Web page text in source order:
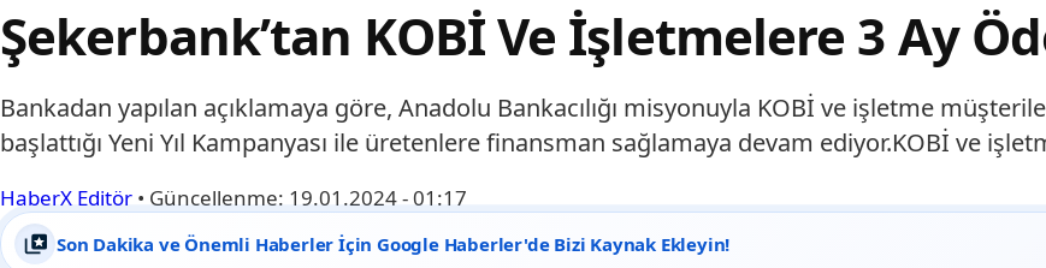
Şekerbank’tan KOBİ Ve İşletmelere 3 Ay
Bankadan yapılan açıklamaya göre, Anadolu Bankacılığı misyonuyla KOBİ ve işletme
başlattığı Yeni Yıl Kampanyası ile üretenlere finansman sağlamaya devam ediyor.KOBİ ve
HaberX Editör • Güncellenme: 19.01.2024 - 01:17
Son Dakika ve Önemli Haberler İçin Google Haberler'de Bizi Kaynak Ekleyin!